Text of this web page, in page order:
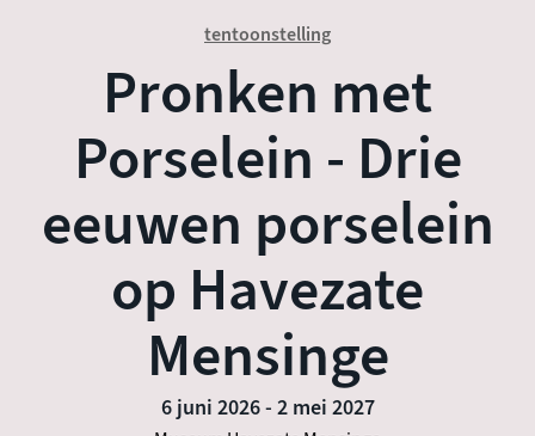
tentoonstelling
Pronken met
Porselein - Drie
eeuwen porselein
op Havezate
Mensinge
6 juni 2026- 2 mei 2027